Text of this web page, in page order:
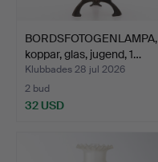
BORDSFOTOGENLAMPA,
koppar, glas, jugend, 1…
Klubbades 28 jul 2026
2 bud
32 USD